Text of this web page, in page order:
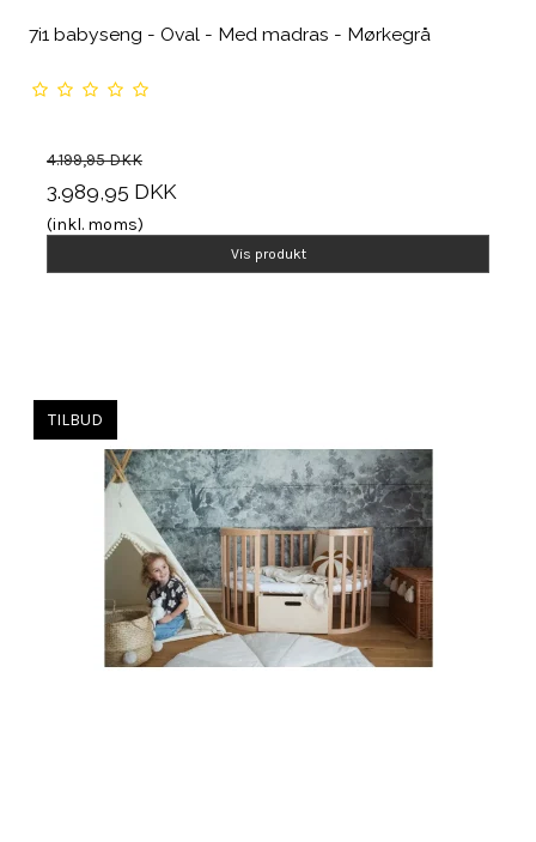
7i1 babyseng - Oval - Med madras - Mørkegrå
4.199,95 DKK
3.989,95 DKK
(inkl. moms)
Vis produkt
TILBUD